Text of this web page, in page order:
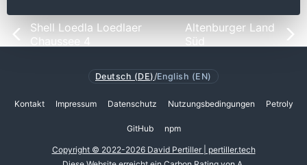
Shell Loedla Loedlaer
Chaussee 4
Altenburger Land
Süd
Deutsch (DE) /English (EN)
Kontakt Impressum Datenschutz Nutzungsbedingungen Petroly
GitHub npm
Copyright © 2022-2026 David Pertiller | pertiller.tech